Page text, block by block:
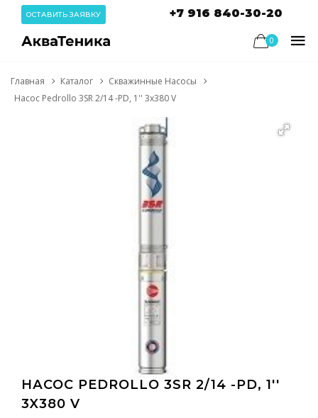
ОСТАВИТЬ ЗАЯВКУ +7 916 840-30-20
0
Главная Каталог
Скважинные Насосы
Насос Pedrollo 3SR 2/14 -PD, 1'' 3x380 V
НАСОС PEDROLLO 3SR 2/14 -PD, 1''
3X380 V